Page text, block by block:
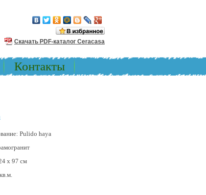
Скачать PDF-каталог Ceracasa
Контакты
Pulido haya
x 97 см
кв.м.